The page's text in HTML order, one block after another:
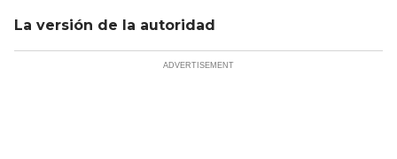
La versión de la autoridad